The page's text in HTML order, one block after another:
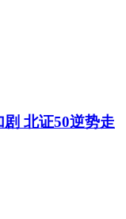
北证50逆势走